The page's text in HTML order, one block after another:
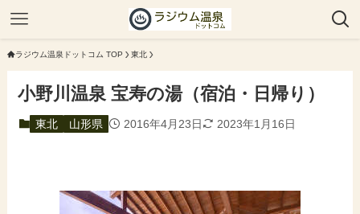
ラジウム温泉ドットコム TOP 東北
小野川温泉 宝寿の湯（宿泊・日帰り）
東北 山形県 2016年4月23日 2023年1月16日